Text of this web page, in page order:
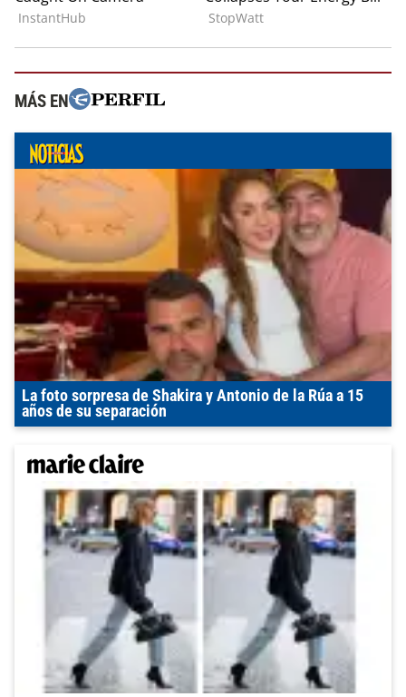
MÁS EN
La foto sorpresa de Shakira y Antonio de la Rúa a 15
años de su separación